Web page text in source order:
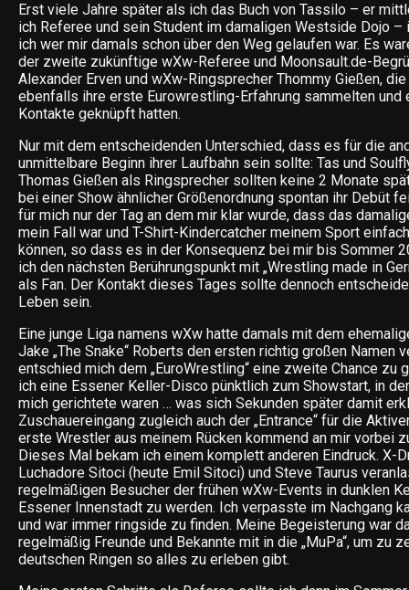
Erst viele Jahre später als ich das Buch von Tassilo – er
ich Referee und sein Student im damaligen Westside Dojo –
ich wer mir damals schon über den Weg gelaufen war. Es
der zweite zukünftige wXw-Referee und Moonsault.de-
Alexander Erven und wXw-Ringsprecher Thommy Gießen, die
ebenfalls ihre erste Eurowrestling-Erfahrung sammelten und
Kontakte geknüpft hatten.
Nur mit dem entscheidenden Unterschied, dass es für die
unmittelbare Beginn ihrer Laufbahn sein sollte: Tas und
Thomas Gießen als Ringsprecher sollten keine 2 Monate
bei einer Show ähnlicher Größenordnung spontan ihr Debüt
für mich nur der Tag an dem mir klar wurde, dass das
mein Fall war und T-Shirt-Kindercatcher meinem Sport
können, so dass es in der Konsequenz bei mir bis Sommer
ich den nächsten Berührungspunkt mit „Wrestling made in
als Fan. Der Kontakt dieses Tages sollte dennoch
Leben sein.
Eine junge Liga namens wXw hatte damals mit dem
Jake „The Snake“ Roberts den ersten richtig großen Namen
entschied mich dem „EuroWrestling“ eine zweite Chance zu
ich eine Essener Keller-Disco pünktlich zum Showstart, in
mich gerichtete waren … was sich Sekunden später damit
Zuschauereingang zugleich auch der „Entrance“ für die
erste Wrestler aus meinem Rücken kommend an mir vorbei
Dieses Mal bekam ich einem komplett anderen Eindruck. X-
Luchadore Sitoci (heute Emil Sitoci) und Steve Taurus
regelmäßigen Besucher der frühen wXw-Events in dunklen
Essener Innenstadt zu werden. Ich verpasste im Nachgang
und war immer ringside zu finden. Meine Begeisterung war
regelmäßig Freunde und Bekannte mit in die „MuPa“, um zu
deutschen Ringen so alles zu erleben gibt.